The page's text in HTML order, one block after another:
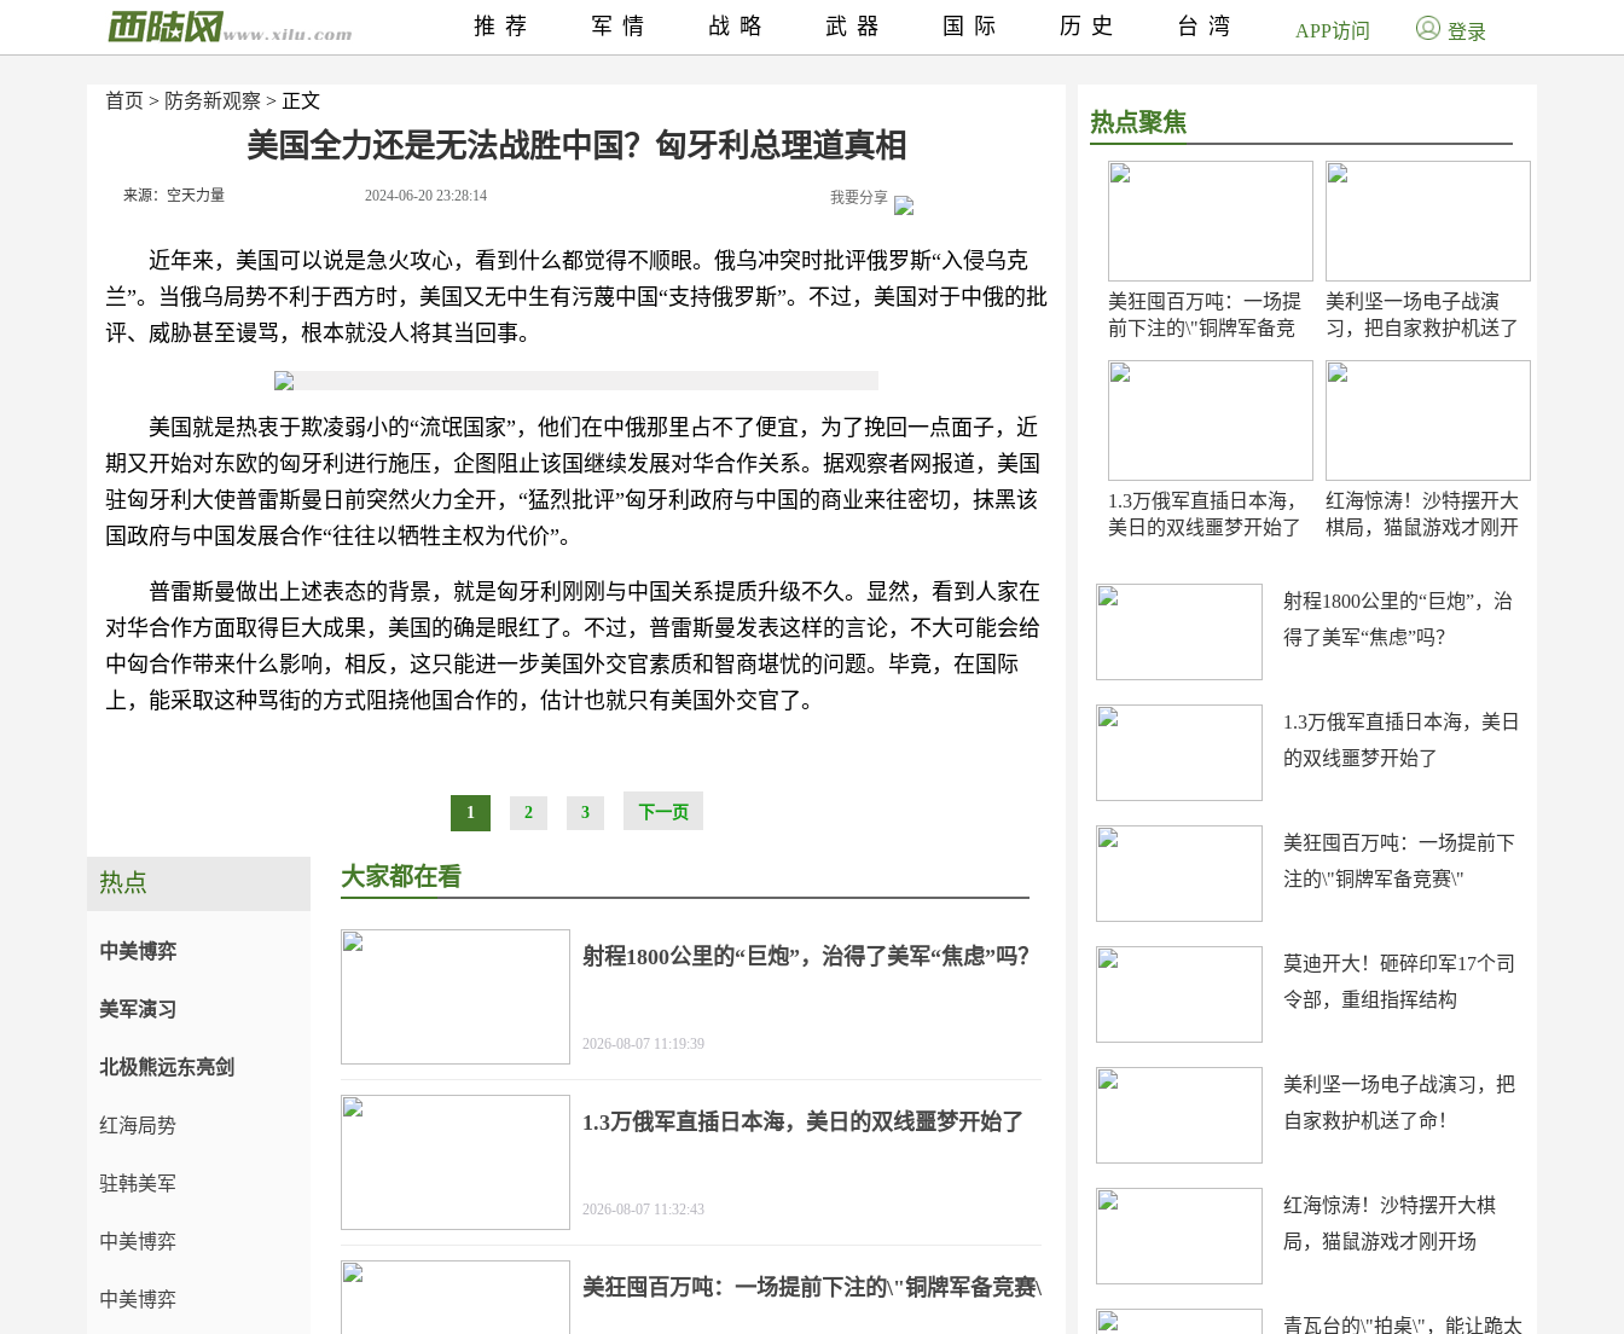
首页 > 防务新观察 > 正文
美国全力还是无法战胜中国？匈牙利总理道真相
来源：空天力量 2024-06-20 23:28:14 我要分享
近年来，美国可以说是急火攻心，看到什么都觉得不顺眼。俄乌冲突时批评俄罗斯“入侵乌克
兰”。当俄乌局势不利于西方时，美国又无中生有污蔑中国“支持俄罗斯”。不过，美国对于中俄的批
评、威胁甚至谩骂，根本就没人将其当回事。
美国就是热衷于欺凌弱小的“流氓国家”，他们在中俄那里占不了便宜，为了挽回一点面子，近
期又开始对东欧的匈牙利进行施压，企图阻止该国继续发展对华合作关系。据观察者网报道，美国
驻匈牙利大使普雷斯曼日前突然火力全开，“猛烈批评”匈牙利政府与中国的商业来往密切，抹黑该
国政府与中国发展合作“往往以牺牲主权为代价”。
普雷斯曼做出上述表态的背景，就是匈牙利刚刚与中国关系提质升级不久。显然，看到人家在
对华合作方面取得巨大成果，美国的确是眼红了。不过，普雷斯曼发表这样的言论，不大可能会给
中匈合作带来什么影响，相反，这只能进一步美国外交官素质和智商堪忧的问题。毕竟，在国际
上，能采取这种骂街的方式阻挠他国合作的，估计也就只有美国外交官了。
1 2 3 下一页
热点聚焦
美狂囤百万吨：一场提
前下注的\"铜牌军备竞
美利坚一场电子战演
习，把自家救护机送了
1.3万俄军直插日本海，
美日的双线噩梦开始了
红海惊涛！沙特摆开大
棋局，猫鼠游戏才刚开
射程1800公里的“巨炮”，治
得了美军“焦虑”吗？
1.3万俄军直插日本海，美日
的双线噩梦开始了
美狂囤百万吨：一场提前下
注的\"铜牌军备竞赛\"
莫迪开大！砸碎印军17个司
令部，重组指挥结构
美利坚一场电子战演习，把
自家救护机送了命！
红海惊涛！沙特摆开大棋
局，猫鼠游戏才刚开场
青瓦台的\"拍桌\"，能让跪太
推荐 军情 战略 武器 国际 历史 台湾 APP访问 登录
热点
中美博弈
美军演习
北极熊远东亮剑
红海局势
驻韩美军
中美博弈
中美博弈
大家都在看
射程1800公里的“巨炮”，治得了美军“焦虑”吗？
2026-08-07 11:19:39
1.3万俄军直插日本海，美日的双线噩梦开始了
2026-08-07 11:32:43
美狂囤百万吨：一场提前下注的\"铜牌军备竞赛\"